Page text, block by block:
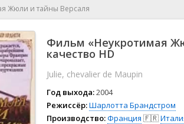
🕺 Мюзикл
🎤 Ток-шоу
🧙‍♀️ Фантастика
🏅 Церемония
Жюли и тайны Версаля
Фильм «Неукротимая
качество HD
Julie, chevalier de Maupin
Год выхода:2004
Режиссёр:Шарлотта Брандстром
Производство:Франция 🇫🇷